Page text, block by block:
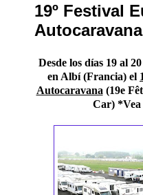
19º Festival
Desde los días 19 al
en Albí (Francia) el
Autocaravana (19e
Car) *Vea